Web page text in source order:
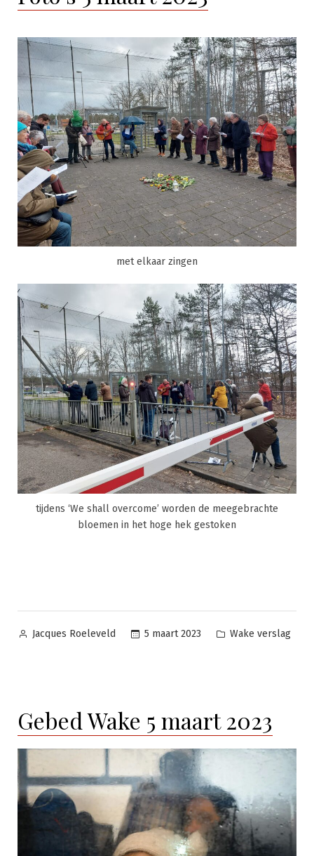
met elkaar zingen
tijdens ‘We shall overcome’ worden de meegebrachte
bloemen in het hoge hek gestoken
Geplaatst
Jacques Roeleveld 5 maart 2023
Geplaatst
Wake verslag
Gebed Wake 5 maart 2023